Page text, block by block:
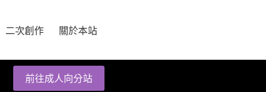
二次創作 關於本站
前往成人向分站